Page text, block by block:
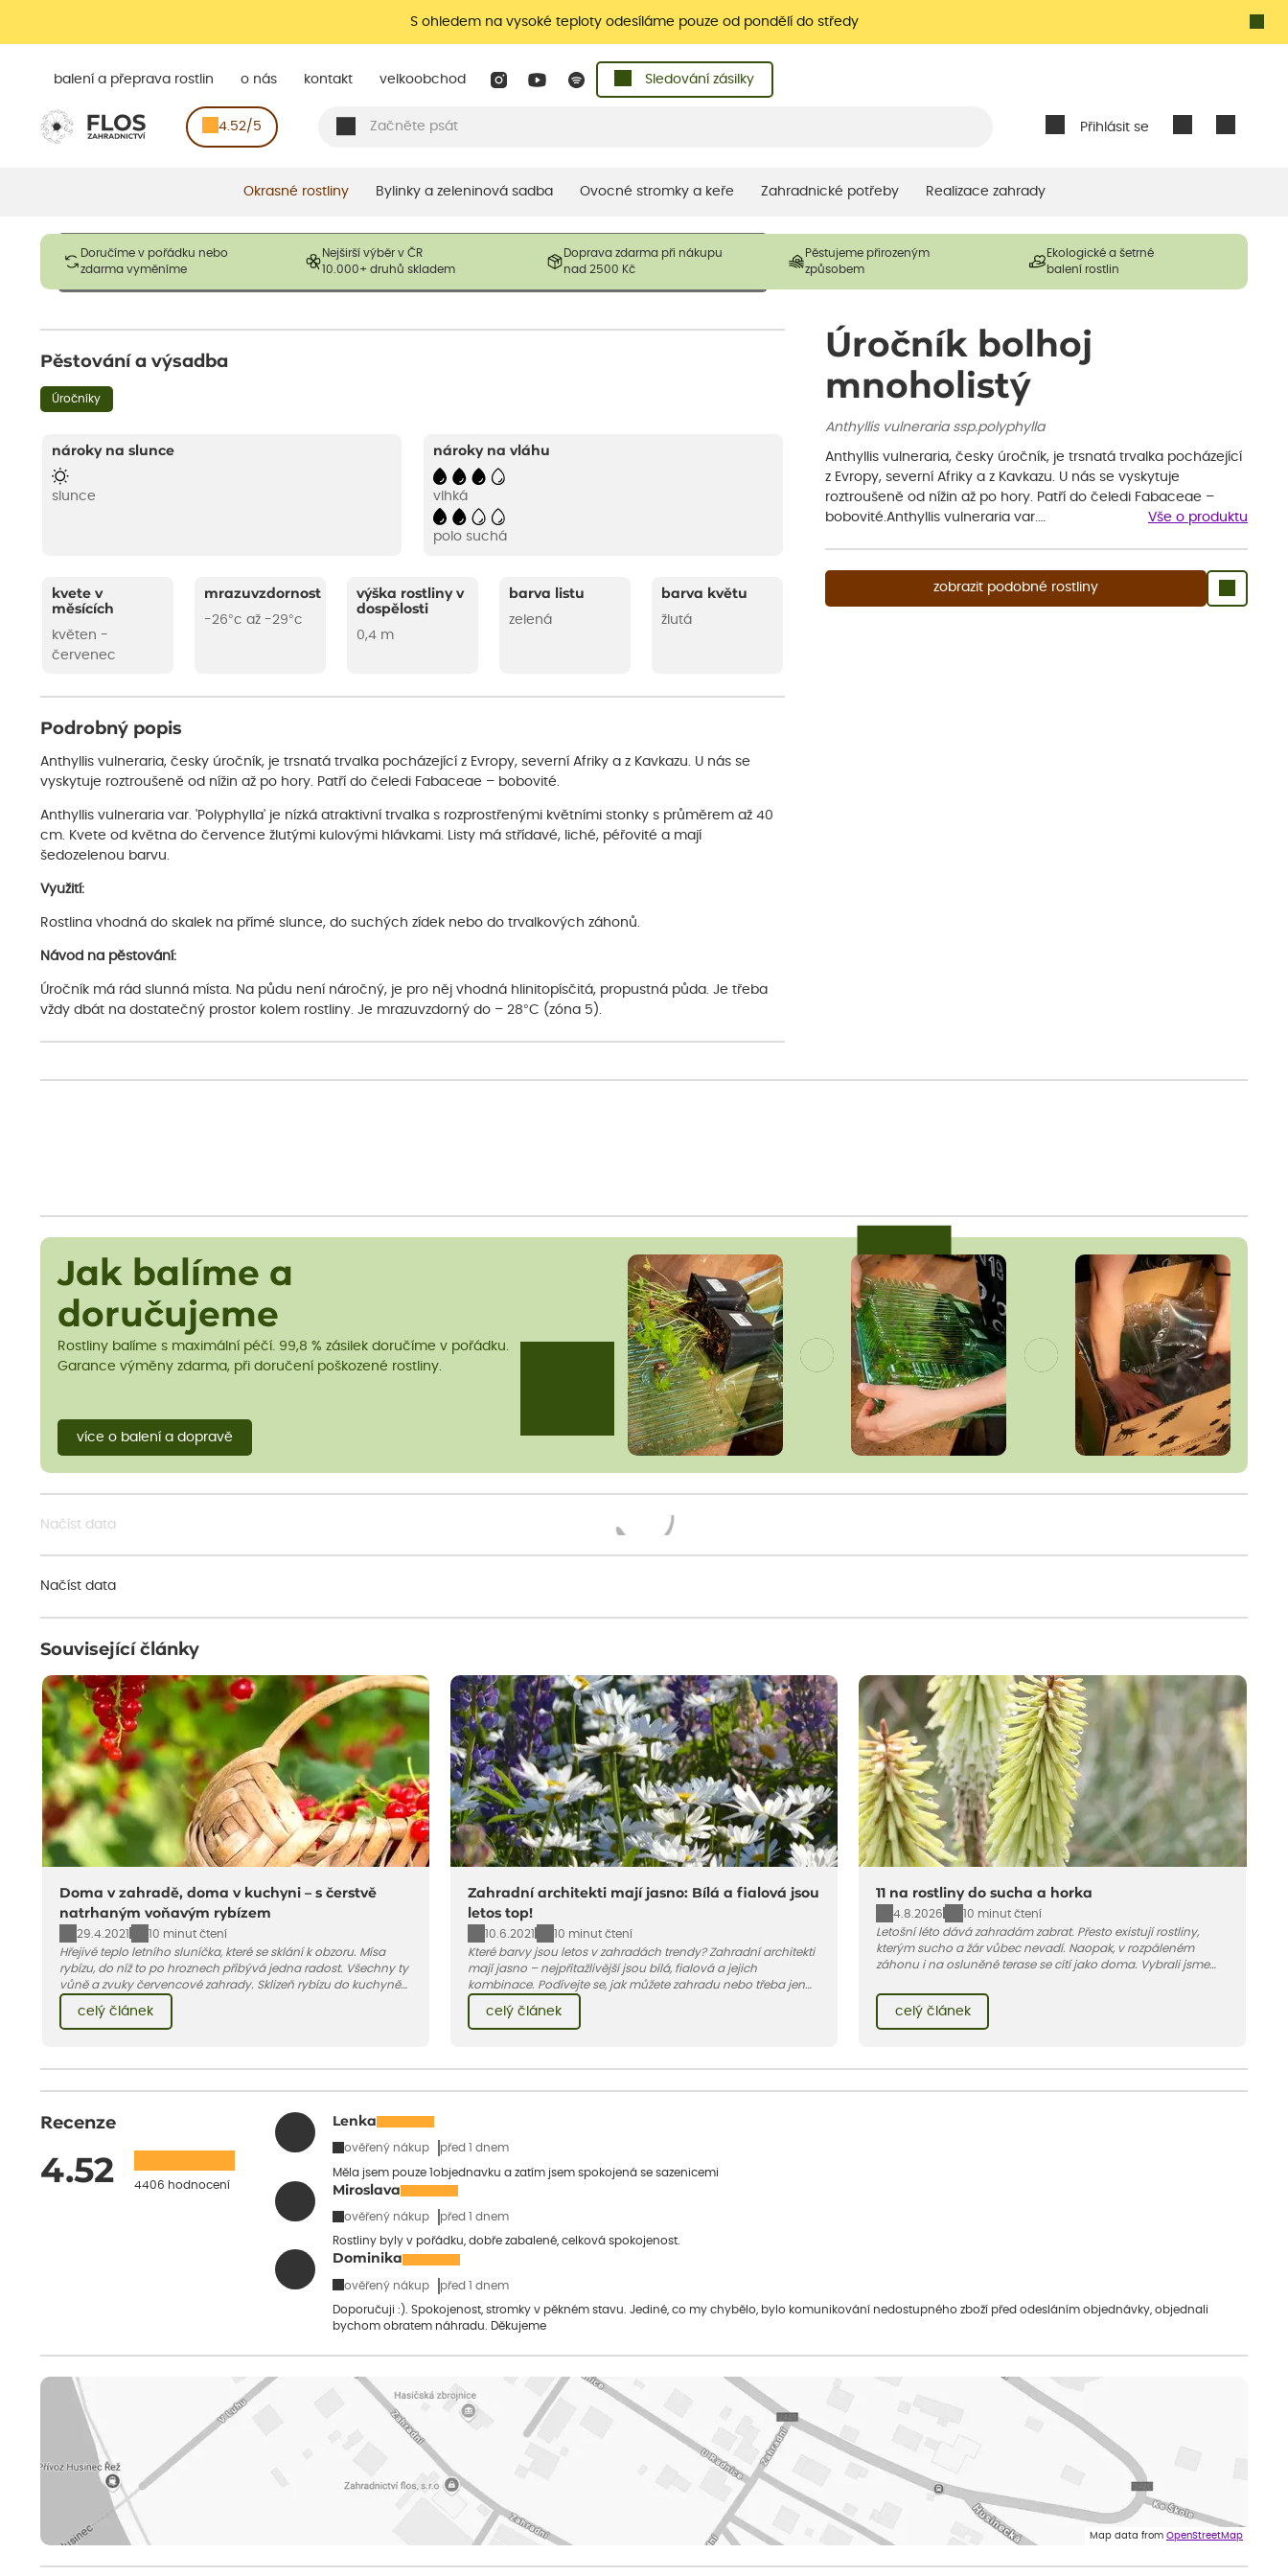
S ohledem na vysoké teploty odesíláme pouze od pondělí do středy
Přihlásit se
balení a přeprava rostlin o nás kontakt velkoobchod Sledování zásilky
4.52/5
Okrasné rostliny Bylinky a zeleninová sadba Ovocné stromky a keře Zahradnické potřeby Realizace zahrady
Doručíme v pořádku nebo
zdarma vyměníme
Nejširší výběr v ČR
10.000+ druhů skladem
Doprava zdarma při nákupu
nad 2500 Kč
Pěstujeme přirozeným
způsobem
Ekologické a šetrné
balení rostlin
Úročník bolhoj
mnoholistý
Anthyllis vulneraria ssp.polyphylla
Anthyllis vulneraria, česky úročník, je trsnatá trvalka pocházející
z Evropy, severní Afriky a z Kavkazu. U nás se vyskytuje
roztroušeně od nížin až po hory. Patří do čeledi Fabaceae –
bobovité.Anthyllis vulneraria var.…
Vše o produktu
zobrazit podobné rostliny
Obrázky slouží pouze pro ilustrační účely a mají reprezentovat prodávané produkty. V závislosti na sezónnosti mohou být
opadavé rostliny dodávány v dormantním stavu a bez listů. Rostliny mohou být také sestřiženy níže, než je uvedená
Pěstování a výsadba
Úročníky
nároky na slunce
slunce
nároky na vláhu
vlhká
polo suchá
kvete v
měsících
květen -
červenec
mrazuvzdornost
-26°c až -29°c
výška rostliny v
dospělosti
0,4 m
barva listu
zelená
barva květu
žlutá
Podrobný popis
Anthyllis vulneraria, česky úročník, je trsnatá trvalka pocházející z Evropy, severní Afriky a z Kavkazu. U nás se
vyskytuje roztroušeně od nížin až po hory. Patří do čeledi Fabaceae – bobovité.
Anthyllis vulneraria var. 'Polyphylla' je nízká atraktivní trvalka s rozprostřenými květními stonky s průměrem až 40
cm. Kvete od května do července žlutými kulovými hlávkami. Listy má střídavé, liché, péřovité a mají
šedozelenou barvu.
Využití:
Rostlina vhodná do skalek na přímé slunce, do suchých zídek nebo do trvalkových záhonů.
Návod na pěstování:
Úročník má rád slunná místa. Na půdu není náročný, je pro něj vhodná hlinitopísčitá, propustná půda. Je třeba
vždy dbát na dostatečný prostor kolem rostliny. Je mrazuvzdorný do – 28°C (zóna 5).
Jak balíme a
doručujeme
Rostliny balíme s maximální péčí. 99,8 % zásilek doručíme v pořádku.
Garance výměny zdarma, při doručení poškozené rostliny.
více o balení a dopravě
Načíst data
Načíst data
Související články
Doma v zahradě, doma v kuchyni – s čerstvě
natrhaným voňavým rybízem
29.4.2021
10 minut čtení
Hřejivé teplo letního sluníčka, které se sklání k obzoru. Mísa
rybízu, do níž to po hroznech přibývá jedna radost. Všechny ty
vůně a zvuky červencové zahrady. Sklizeň rybízu do kuchyně
vnese neuvěřitelný klid a radost. A taky trochu bezstarostnosti
dětství při mlsání babiččina drobenkového koláče s rybízem.
celý článek
Zahradní architekti mají jasno: Bílá a fialová jsou
letos top!
10.6.2021
10 minut čtení
Které barvy jsou letos v zahradách trendy? Zahradní architekti
mají jasno – nejpřitažlivější jsou bílá, fialová a jejich
kombinace. Podívejte se, jak můžete zahradu nebo třeba jen
jeden záhon, terasu či balkon do bílo-fialových tónů
obléknout i vy.
celý článek
11 na rostliny do sucha a horka
4.8.2026
10 minut čtení
Letošní léto dává zahradám zabrat. Přesto existují rostliny,
kterým sucho a žár vůbec nevadí. Naopak, v rozpáleném
záhonu i na osluněné terase se cítí jako doma. Vybrali jsme
léto bez pravidelné zálivky. Pojďme se podívat, které to jsou.
celý článek
Recenze
4.52 4406 hodnocení
Lenka
ověřený nákup před 1 dnem
Měla jsem pouze 1objednavku a zatím jsem spokojená se sazenicemi
Miroslava
ověřený nákup před 1 dnem
Rostliny byly v pořádku, dobře zabalené, celková spokojenost.
Dominika
ověřený nákup před 1 dnem
Doporučuji :). Spokojenost, stromky v pěkném stavu. Jediné, co my chybělo, bylo komunikování nedostupného zboží před odesláním objednávky, objednali
bychom obratem náhradu. Děkujeme
Map data from OpenStreetMap